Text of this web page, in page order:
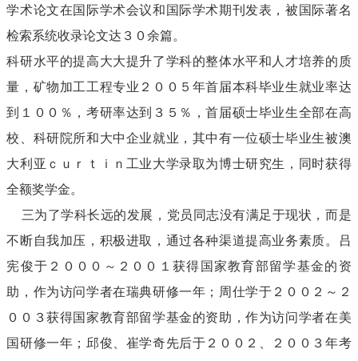
学术论文在国际学术会议和国际学术期刊发表，被国际著名
检索系统收录论文达３０余篇。
科研水平的提高大大提升了学科的整体水平和人才培养的质
量，矿物加工工程专业２００５年首届本科毕业生就业率达
到１００％，考研率达到３５％，首届硕士毕业生全部在高
校、科研院所和大中企业就业，其中有一位硕士毕业生被澳
大利亚ｃｕｒｔｉｎ工业大学录取为博士研究生，同时获得
全额奖学金。
三为了学科长远的发展，党员同志没有满足于现状，而是
不断自我加压，积极进取，通过各种渠道提高业务素质。吕
宪俊于２０００～２００１获得国家教育部留学基金的资
助，作为访问学者在瑞典研修一年；周仕学于２００２～２
００３获得国家教育部留学基金的资助，作为访问学者在美
国研修一年；邱俊、崔学奇先后于２００２、２００３年考